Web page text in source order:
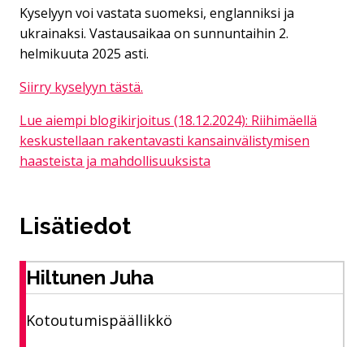
Kyselyyn voi vastata suomeksi, englanniksi ja
ukrainaksi. Vastausaikaa on sunnuntaihin 2.
helmikuuta 2025 asti.
Siirry kyselyyn tästä.
Lue aiempi blogikirjoitus (18.12.2024): Riihimäellä
keskustellaan rakentavasti kansainvälistymisen
haasteista ja mahdollisuuksista
Lisätiedot
Hiltunen Juha
Kotoutumispäällikkö